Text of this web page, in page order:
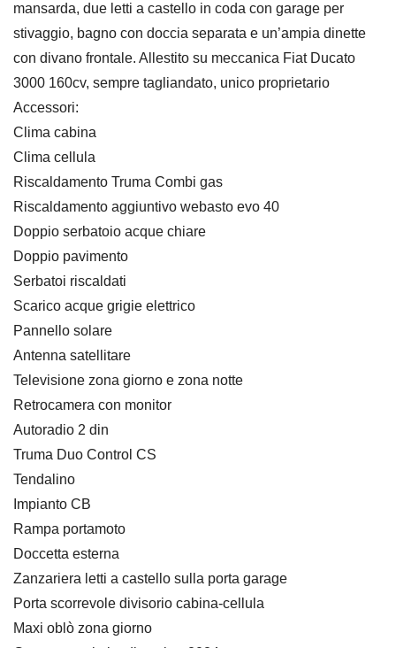
mansarda, due letti a castello in coda con garage per
stivaggio, bagno con doccia separata e un’ampia dinette
con divano frontale. Allestito su meccanica Fiat Ducato
3000 160cv, sempre tagliandato, unico proprietario
Accessori:
Clima cabina
Clima cellula
Riscaldamento Truma Combi gas
Riscaldamento aggiuntivo webasto evo 40
Doppio serbatoio acque chiare
Doppio pavimento
Serbatoi riscaldati
Scarico acque grigie elettrico
Pannello solare
Antenna satellitare
Televisione zona giorno e zona notte
Retrocamera con monitor
Autoradio 2 din
Truma Duo Control CS
Tendalino
Impianto CB
Rampa portamoto
Doccetta esterna
Zanzariera letti a castello sulla porta garage
Porta scorrevole divisorio cabina-cellula
Maxi oblò zona giorno